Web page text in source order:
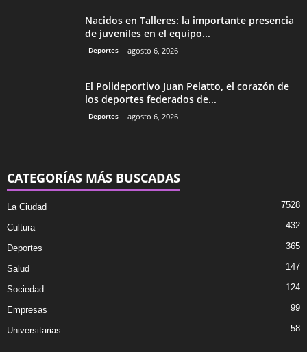
Nacidos en Talleres: la importante presencia
de juveniles en el equipo...
Deportes agosto 6, 2026
El Polideportivo Juan Pelatto, el corazón de
los deportes federados de...
Deportes agosto 6, 2026
CATEGORÍAS MÁS BUSCADAS
La Ciudad 7528
Cultura 432
Deportes 365
Salud 147
Sociedad 124
Empresas 99
Universitarias 58